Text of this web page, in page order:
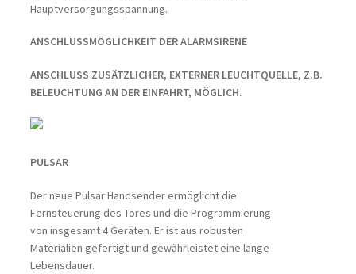
Hauptversorgungsspannung.
ANSCHLUSSMÖGLICHKEIT DER ALARMSIRENE
ANSCHLUSS ZUSÄTZLICHER, EXTERNER LEUCHTQUELLE, Z.B.
BELEUCHTUNG AN DER EINFAHRT, MÖGLICH.
PULSAR
Der neue Pulsar Handsender ermöglicht die
Fernsteuerung des Tores und die Programmierung
von insgesamt 4 Geräten. Er ist aus robusten
Materialien gefertigt und gewährleistet eine lange
Lebensdauer.